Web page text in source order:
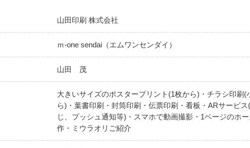
山田印刷 株式会社
ｍ-one sendai（エムワンセンダイ）
山田 茂
大きいサイズのポスタープリント(1枚から)・チラシ印刷
ら)・葉書印刷・封筒印刷・伝票印刷・看板・ARサービ
じ、プッシュ通知等)・スマホで動画撮影・1ページのホ
作・ミウラオリご紹介